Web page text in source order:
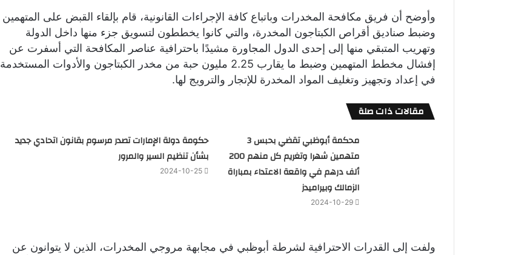
وأوضح أن فريق مكافحة المخدرات وباتباع كافة الإجراءات القانونية، قام بإلقاء القبض على المتهمين
وضبط صناديق أقراص الكبتاجون المخدرة، والتي كانوا يخططون لتسويق جزء منها داخل الدولة
وتهريب المتبقي منها إلى إحدى الدول المجاورة مشيدًا باحترافية عناصر المكافحة التي أسفرت عن
إفشال مخطط المتهمين وضبط ما يقارب 2.25 مليون حبة من مخدر الكبتاجون والأدوات المستخدمة
في إعداد وتجهيز وتغليف المواد المخدرة للإتجار والترويج لها.
مقالات ذات صلة
محكمة أبوظبي تقضي بحبس 3
متهمين شهرا وتغريم كل منهم 200
ألف درهم في واقعة الاعتداء بمباراة
الزمالك وبيراميدز
2024-10-29
حكومة دولة الإمارات تصدر مرسوم بقانون اتحادي جديد
بشأن تنظيم السير والمرور
2024-10-25
ولفت إلى القدرات الاحترافية لشرطة أبوظبي في مجابهة مروجي المخدرات، الذين لا يتوانون عن